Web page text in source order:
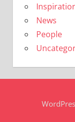
News
People